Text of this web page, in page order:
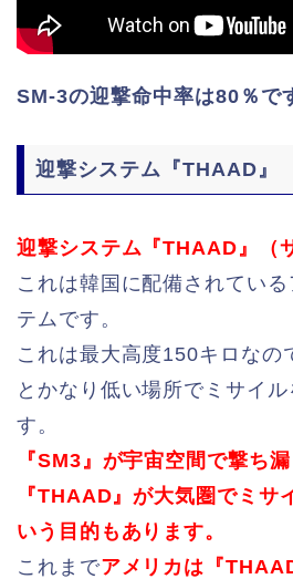
SM-3の迎撃命中率は80％で
迎撃システム『THAAD』
迎撃システム『THAAD』（
これは韓国に配備されてい
テムです。
これは最大高度150キロなの
とかなり低い場所でミサイ
す。
『SM3』が宇宙空間で撃ち漏
『THAAD』が大気圏でミサ
いう目的もあります。
これまでアメリカは『